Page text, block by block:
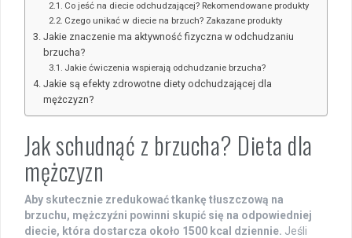
Co jeść na diecie odchudzającej? Rekomendowane produkty
Czego unikać w diecie na brzuch? Zakazane produkty
Jakie znaczenie ma aktywność fizyczna w odchudzaniu
brzucha?
Jakie ćwiczenia wspierają odchudzanie brzucha?
Jakie są efekty zdrowotne diety odchudzającej dla
mężczyzn?
Jak schudnąć z brzucha? Dieta dla
mężczyzn
Aby skutecznie zredukować tkankę tłuszczową na
brzuchu, mężczyźni powinni skupić się na odpowiedniej
diecie, która dostarcza około 1500 kcal dziennie. Jeśli